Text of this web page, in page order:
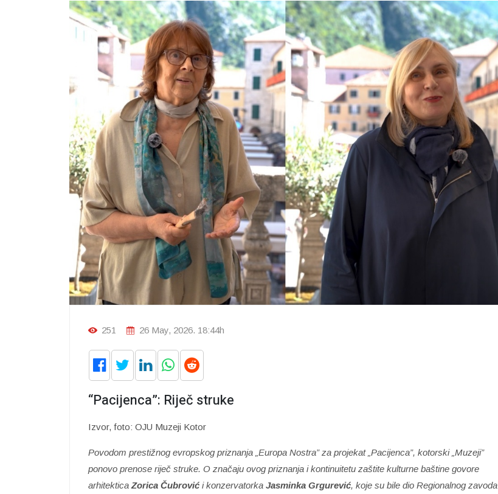
251 26 May, 2026. 18:44h
“Pacijenca”: Riječ struke
Izvor, foto: OJU Muzeji Kotor
Povodom prestižnog evropskog priznanja „Europa Nostra” za projekat „Pacijenca”, kotorski „Muzeji”
ponovo prenose riječ struke. O značaju ovog priznanja i kontinuitetu zaštite kulturne baštine govore
arhitektica Zorica Čubrović i konzervatorka Jasminka Grgurević, koje su bile dio Regionalnog zavoda